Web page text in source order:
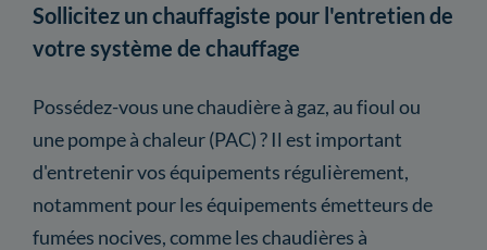
Sollicitez un chauffagiste pour l'entretien de
votre système de chauffage
Possédez-vous une chaudière à gaz, au fioul ou
une pompe à chaleur (PAC) ? Il est important
d'entretenir vos équipements régulièrement,
notamment pour les équipements émetteurs de
fumées nocives, comme les chaudières à